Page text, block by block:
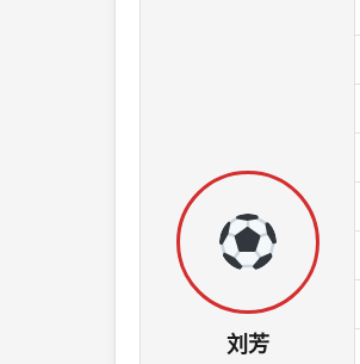
刘芳